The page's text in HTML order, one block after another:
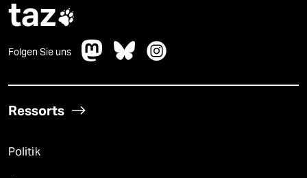
taz
Folgen Sie uns
Ressorts
Politik